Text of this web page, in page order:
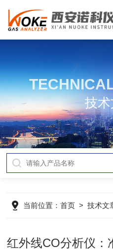
技
当前位置：首页 >技术文
红外线CO分析仪：